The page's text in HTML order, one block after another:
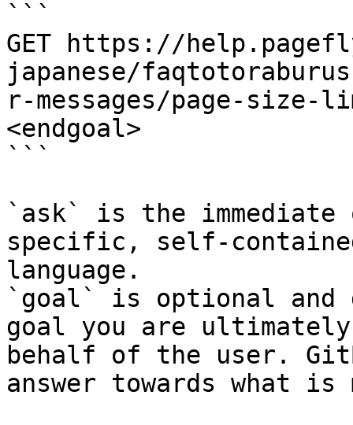
```
GET https://
japanese/
r-messages/page-size-
<endgoal>
```
`ask` is the
specific, self-
language.
`goal` is optional and
goal you are
behalf of the user.
answer towards what